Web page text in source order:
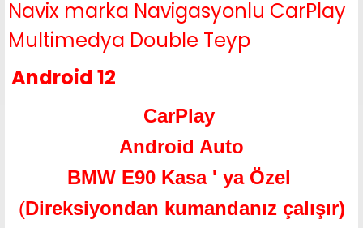
Navix marka Navigasyonlu CarPlay
Multimedya Double Teyp
Android 12
CarPlay
Android Auto
BMW E90 Kasa ' ya Özel
(Direksiyondan kumandanız çalışır)